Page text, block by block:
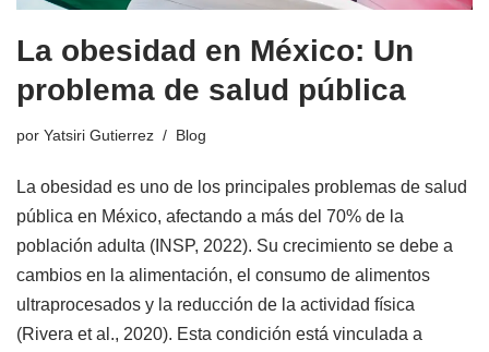
La obesidad en México: Un
problema de salud pública
por Yatsiri Gutierrez Blog
La obesidad es uno de los principales problemas de salud
pública en México, afectando a más del 70% de la
población adulta (INSP, 2022). Su crecimiento se debe a
cambios en la alimentación, el consumo de alimentos
ultraprocesados y la reducción de la actividad física
(Rivera et al., 2020). Esta condición está vinculada a